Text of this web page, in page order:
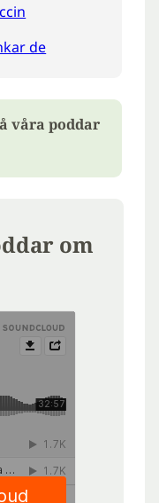
de
våra poddar
om